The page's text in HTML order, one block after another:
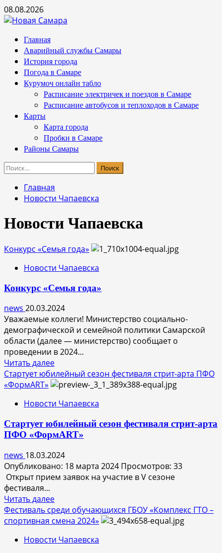
Перейти
к
08.08.2026
Основное
меню
Главная
Аварийный службы Самары
История города
Погода в Самаре
Курумоч онлайн табло
Расписание электричек и поездов в Самаре
Расписание автобусов и теплоходов в Самаре
Карты
Карта города
Пробки в Самаре
Районы Самары
Найти:
Главная
Новости Чапаевска
Новости Чапаевска
Конкурс «Семья года»
Новости Чапаевска
Конкурс «Семья года»
news 20.03.2024
Уважаемые коллеги! Министерство социально-
демографической и семейной политики Самарской
области (далее — министерство) сообщает о
проведении в 2024...
Читать далееПрочитать
больше
о
«Семья
Стартует юбилейный сезон фестиваля стрит-арта ПФО
«ФормART»
Новости Чапаевска
Стартует юбилейный сезон фестиваля стрит-арта
ПФО «ФормART»
news 18.03.2024
Опубликовано: 18 марта 2024 Просмотров: 33
Открыт прием заявок на участие в V сезоне
фестиваля...
Читать далееПрочитать
больше
о
юбилейный
Фестиваль среди обучающихся ГБОУ «Комплекс ГТО –
спортивная смена 2024»
Новости Чапаевска